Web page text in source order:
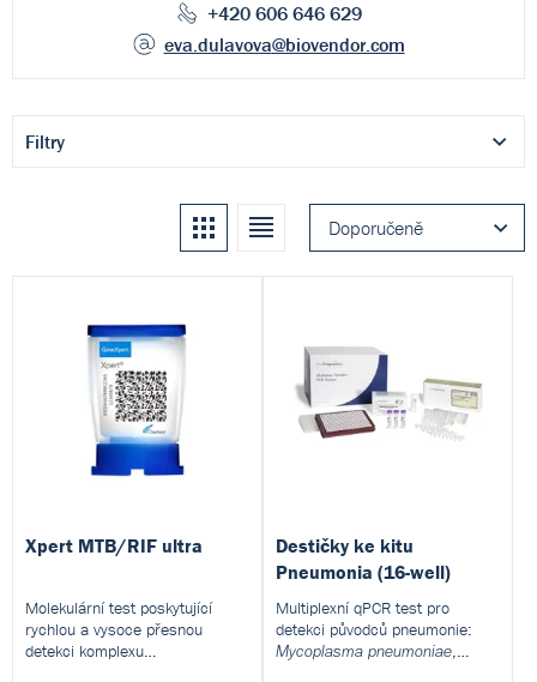
+420 606 646 629
eva.dulavova@biovendor.com
Filtry
Doporučeně
Kachle Seznam
Xpert MTB/RIF ultra
Molekulární test poskytující
rychlou a vysoce přesnou
detekci komplexu
Destičky ke kitu
Pneumonia (16-well)
Multiplexní qPCR test pro
detekci původců pneumonie:
Mycoplasma pneumoniae,